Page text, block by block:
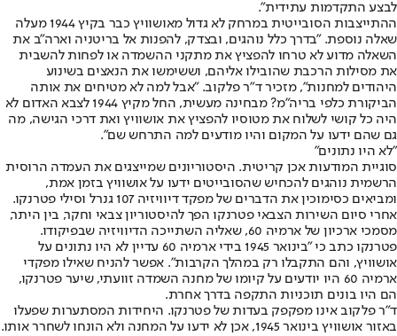
לבצע התקדמות עתידית".
ההתייצבות הסובייטית במרחק לא גדול מאושוויץ כבר בקיץ 1944 מעלה
שאלה נוספת. "בדרך כלל נוהגים, ובצדק, להפנות אל בריטניה וארה"ב את
השאלה מדוע לא טרחו להפציץ את מתקני ההשמדה או לפחות להשבית
את מסילות הרכבת שהובילו אליהם, וששימשו את הנאצים בשינוע
היהודים למחנות", מזכיר ד"ר פלקוב. "אבל למה לא מטיחים את אותה
הביקורת כלפי בריה"מ? מבחינה מעשית, החל מקיץ 1944 לצבא האדום לא
היה כל קושי לשלוח את מטוסיו להפציץ את אושוויץ ואת דרכי הגישה, מה
גם שהם ידעו על המקום והיו מודעים למה התרחש שם".
"לא היו נתונים"
סוגיית המודעות אכן קריטית. היסטוריונים שמייצגים את העמדה הרוסית
הרשמית נוהגים להכחיש שהסובייטים ידעו על אושוויץ בזמן אמת,
ומביאים כסימוכין את הדברים של מפקד דיוויזיה 107 גנרל וסילי פטרנקו.
אחרי סיום השירות הצבאי פטרנקו הפך להיסטוריון צבאי וחקר, בין היתר,
מסמכי ארכיון של ארמיה 60, שאליה השתייכה הדיוויזיה שבפיקודו.
פטרנקו כתב כי "בינואר 1945 בידי ארמיה 60 עדיין לא היו נתונים על
אושוויץ, והם התקבלו רק במהלך הקרבות". אפשר להניח שאילו מפקדי
ארמיה 60 היו יודעים על קיומו של מחנה השמדה זוועתי, שיער פטרנקו,
הם היו בונים תוכניות התקפה בדרך אחרת.
ד"ר פלקוב אינו מפקפק בעדות של פטרנקו. היחידות המסתערות שפעלו
באזור אושוויץ בינואר 1945, אכן לא ידעו על המחנה ולא הונחו לשחרר אותו.